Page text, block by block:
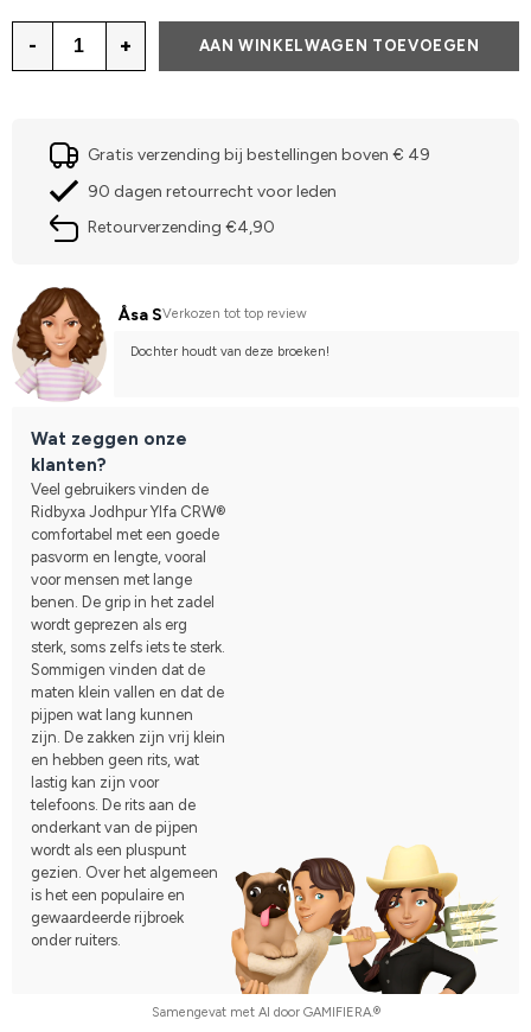
- + AAN WINKELWAGEN TOEVOEGEN
Gratis verzending bij bestellingen boven € 49
90 dagen retourrecht voor leden
Retourverzending €4,90
Åsa SVerkozen tot top review
Dochter houdt van deze broeken!
Wat zeggen onze
klanten?
Veel gebruikers vinden de
Ridbyxa Jodhpur Ylfa CRW®
comfortabel met een goede
pasvorm en lengte, vooral
voor mensen met lange
benen. De grip in het zadel
wordt geprezen als erg
sterk, soms zelfs iets te sterk.
Sommigen vinden dat de
maten klein vallen en dat de
pijpen wat lang kunnen
zijn. De zakken zijn vrij klein
en hebben geen rits, wat
lastig kan zijn voor
telefoons. De rits aan de
onderkant van de pijpen
wordt als een pluspunt
gezien. Over het algemeen
is het een populaire en
gewaardeerde rijbroek
onder ruiters.
Samengevat met AI door GAMIFIERA.®